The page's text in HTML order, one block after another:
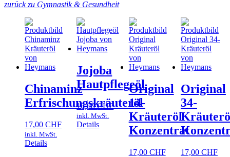
zurück zu Gymnastik & Gesundheit
Chinaminz
Erfrischungskräuteröl
17,00 CHF
inkl. MwSt.
Details
Jojoba
Hautpflegeöl
18,00CHF
inkl. MwSt.
Details
Original
14-
Kräuteröl
Konzentrat
17,00 CHF
Original
34-
17,00 CHF